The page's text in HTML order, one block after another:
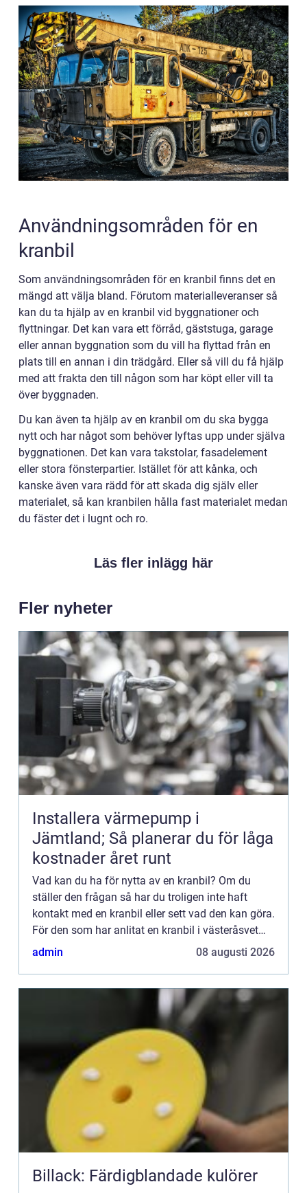
Användningsområden för en
kranbil
Som användningsområden för en kranbil finns det en
mängd att välja bland. Förutom materialleveranser så
kan du ta hjälp av en kranbil vid byggnationer och
flyttningar. Det kan vara ett förråd, gäststuga, garage
eller annan byggnation som du vill ha flyttad från en
plats till en annan i din trädgård. Eller så vill du få hjälp
med att frakta den till någon som har köpt eller vill ta
över byggnaden.
Du kan även ta hjälp av en kranbil om du ska bygga
nytt och har något som behöver lyftas upp under själva
byggnationen. Det kan vara takstolar, fasadelement
eller stora fönsterpartier. Istället för att kånka, och
kanske även vara rädd för att skada dig själv eller
materialet, så kan kranbilen hålla fast materialet medan
du fäster det i lugnt och ro.
Läs fler inlägg här
Fler nyheter
Installera värmepump i
Jämtland; Så planerar du för låga
kostnader året runt
Vad kan du ha för nytta av en kranbil? Om du
ställer den frågan så har du troligen inte haft
kontakt med en kranbil eller sett vad den kan göra.
För den som har anlitat en kranbil i västeråsvet
precis vad för nytta den kan ge, och är troligen
admin 08 augusti 2026
Billack: Färdigblandade kulörer